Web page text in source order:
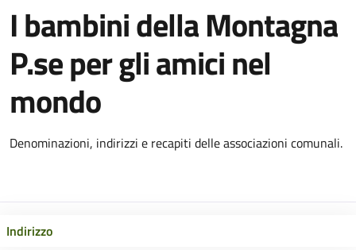
I bambini della Montagna
P.se per gli amici nel
mondo
Denominazioni, indirizzi e recapiti delle associazioni comunali.
Indirizzo